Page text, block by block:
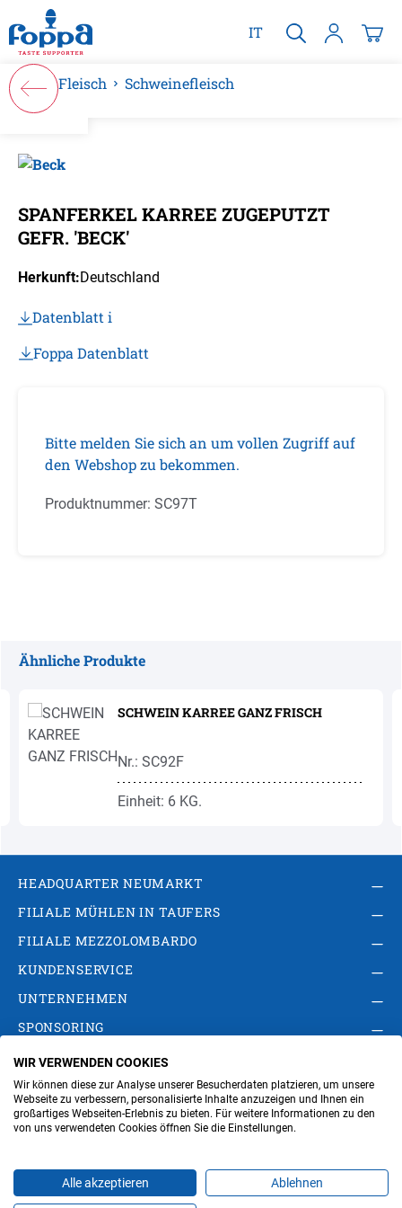
springen
IT
Fleisch Schweinefleisch
SPANFERKEL KARREE ZUGEPUTZT
GEFR. 'BECK'
Herkunft:Deutschland
Datenblatt i
Foppa Datenblatt
Bitte melden Sie sich an um vollen Zugriff auf
den Webshop zu bekommen.
Produktnummer: SC97T
Ähnliche Produkte
SCHWEIN KARREE GANZ FRISCH
Nr.: SC92F
Einheit: 6 KG.
HEADQUARTER NEUMARKT
FILIALE MÜHLEN IN TAUFERS
FILIALE MEZZOLOMBARDO
KUNDENSERVICE
UNTERNEHMEN
SPONSORING
AGB Privacy Policy
Impressum
Cookie-Einstellungen ändern
Verwaltung
WIR VERWENDEN COOKIES
Wir können diese zur Analyse unserer Besucherdaten platzieren, um unsere
Webseite zu verbessern, personalisierte Inhalte anzuzeigen und Ihnen ein
großartiges Webseiten-Erlebnis zu bieten. Für weitere Informationen zu den
von uns verwendeten Cookies öffnen Sie die Einstellungen.
Alle akzeptieren Ablehnen